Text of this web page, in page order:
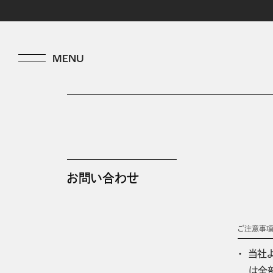
お問い合わせ
ご注意事項
当社
は全